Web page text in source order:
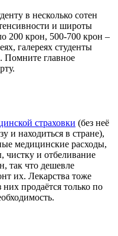
в несколько сотен
и широты
200 крон, 500-700 крон –
галереях студенты
Помните главное
страховки (без неё
и находиться в стране),
медицинские расходы,
чистку и отбеливание
так что дешевле
их. Лекарства тоже
продаётся только по